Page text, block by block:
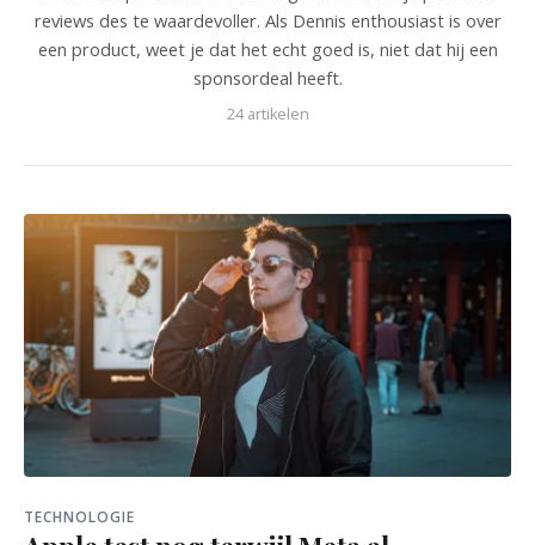
reviews des te waardevoller. Als Dennis enthousiast is over
een product, weet je dat het echt goed is, niet dat hij een
sponsordeal heeft.
24 artikelen
TECHNOLOGIE